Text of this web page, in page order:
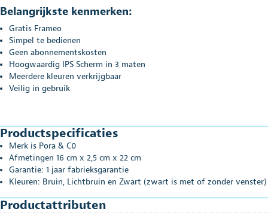
Belangrijkste kenmerken:
Gratis Frameo
Simpel te bedienen
Geen abonnementskosten
Hoogwaardig IPS Scherm in 3 maten
Meerdere kleuren verkrijgbaar
Veilig in gebruik
Productspecificaties
Merk is Pora & C0
Afmetingen 16 cm x 2,5 cm x 22 cm
Garantie: 1 jaar fabrieksgarantie
Kleuren: Bruin, Lichtbruin en Zwart (zwart is met of zonder venster)
Productattributen